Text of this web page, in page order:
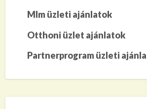
Mlm üzleti ajánlatok
Otthoni üzlet ajánlatok
Partnerprogram üzleti